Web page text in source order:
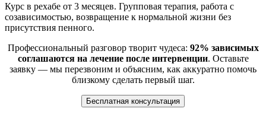
Курс в рехабе от 3 месяцев. Групповая терапия, работа с
созависимостью, возвращение к нормальной жизни без
присутствия пенного.
Профессиональный разговор творит чудеса: 92% зависимых
соглашаются на лечение после интервенции. Оставьте
заявку — мы перезвоним и объясним, как аккуратно помочь
близкому сделать первый шаг.
Бесплатная консультация